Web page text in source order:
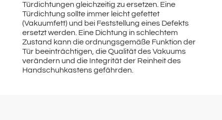
Türdichtungen gleichzeitig zu ersetzen. Eine
Türdichtung sollte immer leicht gefettet
(Vakuumfett) und bei Feststellung eines Defekts
ersetzt werden. Eine Dichtung in schlechtem
Zustand kann die ordnungsgemäße Funktion der
Tür beeinträchtigen, die Qualität des Vakuums
verändern und die Integrität der Reinheit des
Handschuhkastens gefährden.